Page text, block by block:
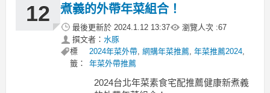
購 新北市
12
煮義的外帶年菜組合！
最後更新於 2024.1.12 13:37 瀏覽人次 :67
撰文者： 水豚
標
籤：
2024年菜外帶, 網購年菜推薦, 年菜推薦2024,
年菜外帶推薦
2024台北年菜素食宅配推薦健康新煮義